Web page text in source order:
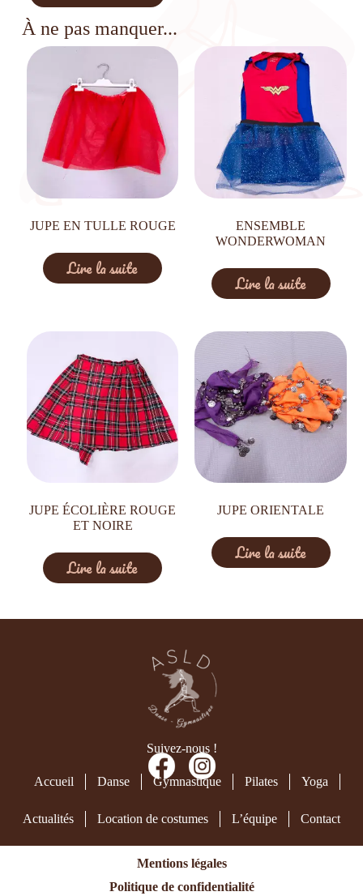
À ne pas manquer...
JUPE EN TULLE ROUGE
Lire la suite
ENSEMBLE
WONDERWOMAN
Lire la suite
JUPE ÉCOLIÈRE ROUGE
ET NOIRE
Lire la suite
JUPE ORIENTALE
Lire la suite
Suivez-nous !
Accueil Danse Gymnastique Pilates Yoga
Actualités Location de costumes L’équipe Contact
Mentions légales
Politique de confidentialité